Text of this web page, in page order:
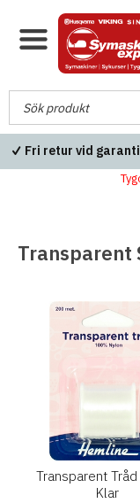
Fri retur vid
Transparent
Transparent
Klar